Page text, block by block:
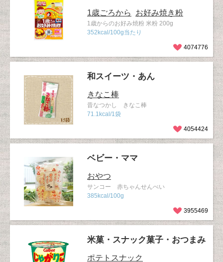
1歳ごろから お好み焼き粉
1歳からのお好み焼粉 米粉 200g
352kcal/100g当たり
4074776
和スイーツ・あん
きなこ棒
昔なつかし きなこ棒
71.1kcal/1袋
4054424
ベビー・ママ
おやつ
サンコー 赤ちゃんせんべい
385kcal/100g
3955469
米菓・スナック菓子・おつまみ
ポテトスナック